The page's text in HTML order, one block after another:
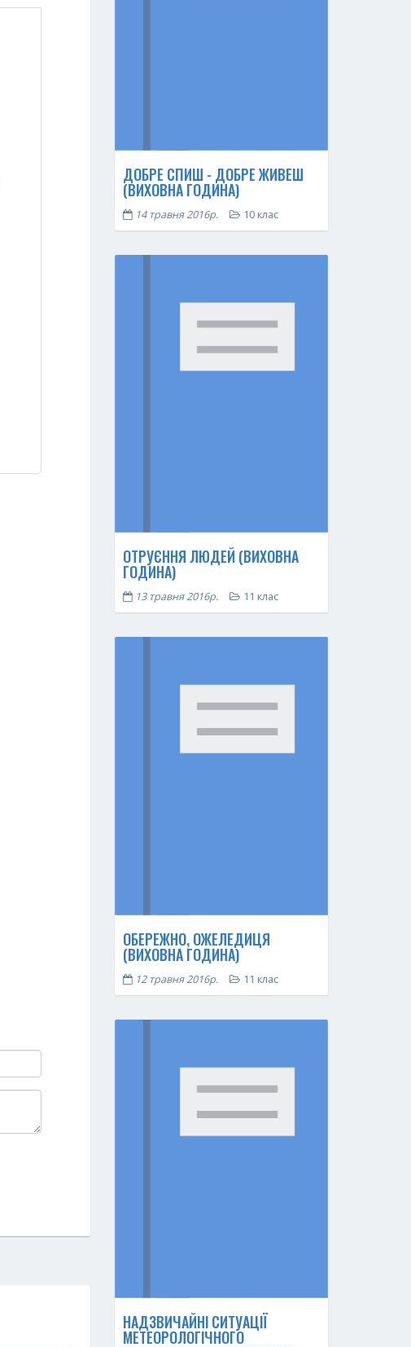
ДОБРЕ СПИШ - ДОБРЕ ЖИВЕШ
(ВИХОВНА ГОДИНА)
14 травня 2016р. 10 клас
ОТРУЄННЯ ЛЮДЕЙ (ВИХОВНА
ГОДИНА)
13 травня 2016р. 11 клас
ОБЕРЕЖНО, ОЖЕЛЕДИЦЯ
(ВИХОВНА ГОДИНА)
12 травня 2016р. 11 клас
НАДЗВИЧАЙНІ СИТУАЦІЇ
МЕТЕОРОЛОГІЧНОГО